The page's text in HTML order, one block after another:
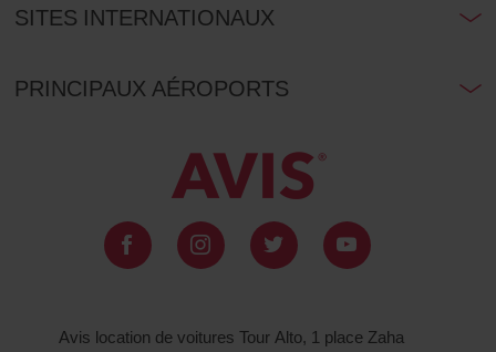
SITES INTERNATIONAUX
PRINCIPAUX AÉROPORTS
Avis location de voitures Tour Alto, 1 place Zaha